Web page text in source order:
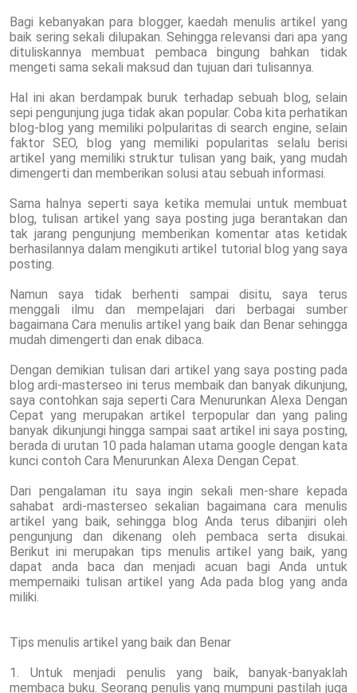
Bagi kebanyakan para blogger, kaedah menulis artikel yang
baik sering sekali dilupakan. Sehingga relevansi dari apa yang
dituliskannya membuat pembaca bingung bahkan tidak
mengeti sama sekali maksud dan tujuan dari tulisannya.
Hal ini akan berdampak buruk terhadap sebuah blog, selain
sepi pengunjung juga tidak akan popular. Coba kita perhatikan
blog-blog yang memiliki polpularitas di search engine, selain
faktor SEO, blog yang memiliki popularitas selalu berisi
artikel yang memiliki struktur tulisan yang baik, yang mudah
dimengerti dan memberikan solusi atau sebuah informasi.
Sama halnya seperti saya ketika memulai untuk membuat
blog, tulisan artikel yang saya posting juga berantakan dan
tak jarang pengunjung memberikan komentar atas ketidak
berhasilannya dalam mengikuti artikel tutorial blog yang saya
posting.
Namun saya tidak berhenti sampai disitu, saya terus
menggali ilmu dan mempelajari dari berbagai sumber
bagaimana Cara menulis artikel yang baik dan Benar sehingga
mudah dimengerti dan enak dibaca.
Dengan demikian tulisan dari artikel yang saya posting pada
blog ardi-masterseo ini terus membaik dan banyak dikunjung,
saya contohkan saja seperti Cara Menurunkan Alexa Dengan
Cepat yang merupakan artikel terpopular dan yang paling
banyak dikunjungi hingga sampai saat artikel ini saya posting,
berada di urutan 10 pada halaman utama google dengan kata
kunci contoh Cara Menurunkan Alexa Dengan Cepat.
Dari pengalaman itu saya ingin sekali men-share kepada
sahabat ardi-masterseo sekalian bagaimana cara menulis
artikel yang baik, sehingga blog Anda terus dibanjiri oleh
pengunjung dan dikenang oleh pembaca serta disukai.
Berikut ini merupakan tips menulis artikel yang baik, yang
dapat anda baca dan menjadi acuan bagi Anda untuk
mempernaiki tulisan artikel yang Ada pada blog yang anda
miliki.
Tips menulis artikel yang baik dan Benar
1. Untuk menjadi penulis yang baik, banyak-banyaklah
membaca buku. Seorang penulis yang mumpuni pastilah juga